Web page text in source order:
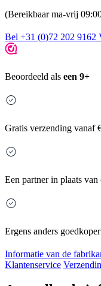
(Bereikbaar ma-vrij
Bel +31 (0)72 202 9162
Beoordeeld als een 9+
Gratis verzending vanaf
Een partner in plaats van
Ergens anders
Informatie van de
Klantenservice